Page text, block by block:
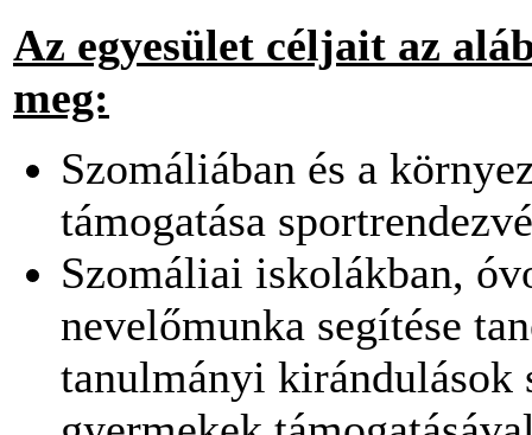
Az egyesület céljait az
meg:
Szomáliában és a
támogatása
Szomáliai iskolákban,
nevelőmunka segítése
tanulmányi kirándulások